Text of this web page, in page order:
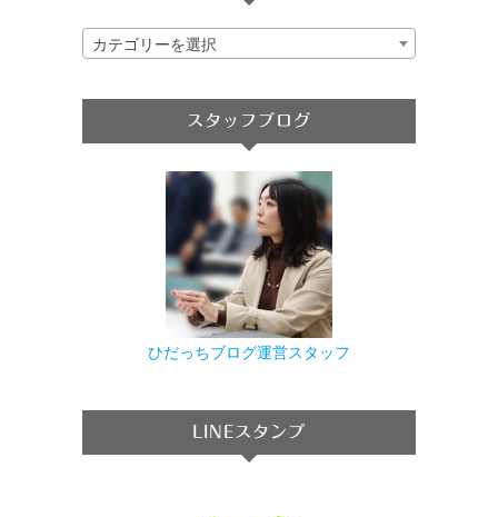
カテゴリーを選択
スタッフブログ
ひだっちブログ運営スタッフ
LINEスタンプ